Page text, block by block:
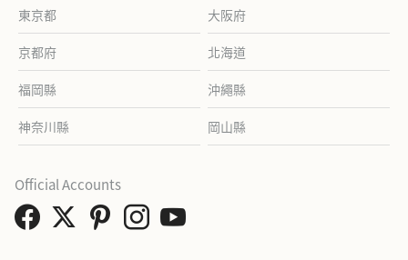
東京都 大阪府
京都府 北海道
福岡縣 沖繩縣
神奈川縣 岡山縣
Official Accounts